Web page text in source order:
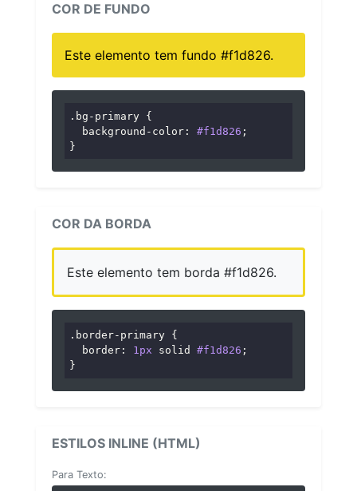
COR DE FUNDO
Este elemento tem fundo #f1d826.
.bg-primary {
background-color : #f1d826 ;
}
COR DA BORDA
Este elemento tem borda #f1d826.
.border-primary {
border : 1px solid #f1d826 ;
}
ESTILOS INLINE (HTML)
Para Texto: